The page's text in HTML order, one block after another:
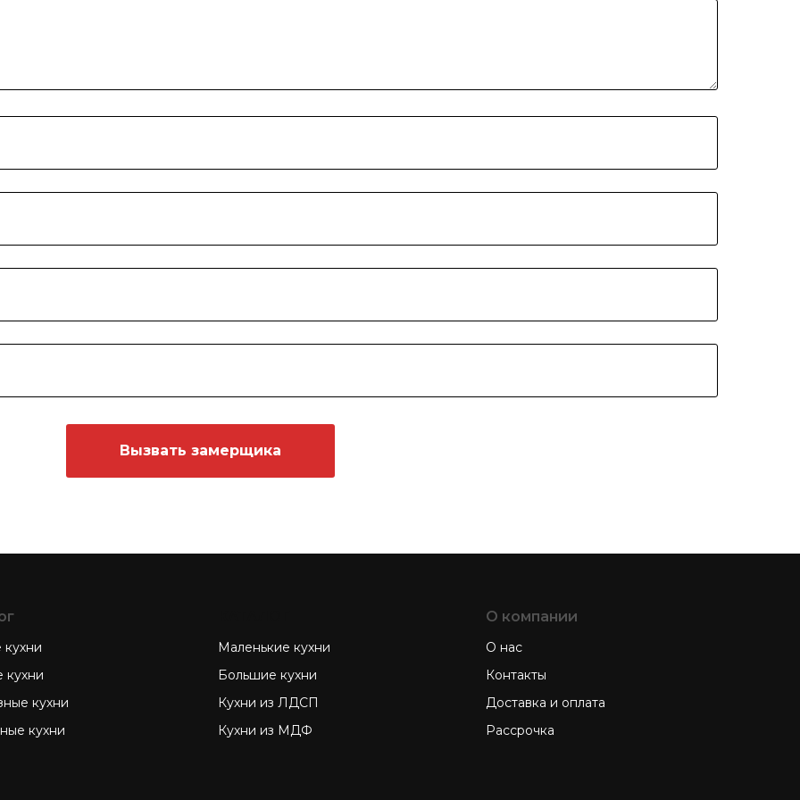
Вызвать замерщика
кухни
кухни
кухни
Маленькие кухни
Большие кухни
Кухни из ЛДСП
Кухни из МДФ
О компании
О нас
Контакты
Доставка и оплата
Рассрочка